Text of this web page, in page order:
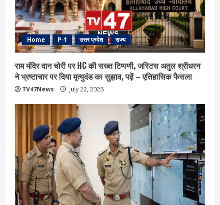
Home P-1 उत्तर प्रदेश राज्य
राम मंदिर दान चोरी पर HC की सख्त टिप्पणी, जस्टिस अतुल श्रीधरन
ने भ्रष्टाचार पर द‍िया मृत्युदंड का सुझाव, पढ़ें – एत‍िहास‍िक फैसला
TV47News July 22, 2026